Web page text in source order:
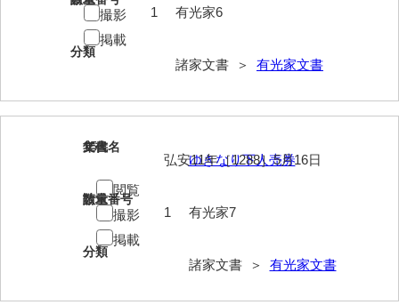
木部家文書
木村家文書
清川家文書
清末毛利家文書
口羽家文書
国司家文書
有光家6
分類
諸家文書 ＞ 有光家文書
1
撮影
掲載
15
文書名
ゆきなり下人売券
請求番号
有光家7
分類
諸家文書 ＞ 有光家文書
年代
弘安11年［1288］5月16日
数量
1
閲覧
撮影
掲載